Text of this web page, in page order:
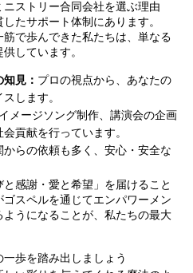
ストリー合同会社を選ぶ理由
たサポート体制にあります。
で歩んできた私たちは、単なる
しています。
見： プロの視点から、あなたの
します。
メージソング制作、講演会の企画
貢献を行っています。
からの依頼も多く、安心・安全な
感謝・愛と希望」を届けること
スペルを通じてエンパワーメン
ようになることが、私たちの最大
歩を踏み出しましょう